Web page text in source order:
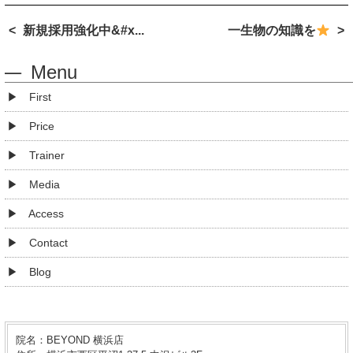
院名：BEYOND 横浜店
新規採用強化中&#x... 一生物の知識を
Menu
First
Price
Trainer
Media
Access
Contact
Blog